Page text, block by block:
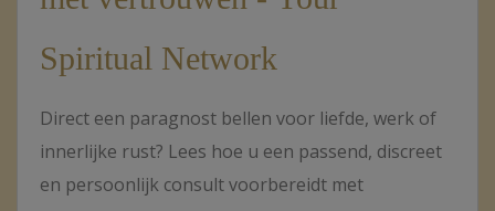
Spiritual Network
Direct een paragnost bellen voor liefde, werk of
innerlijke rust? Lees hoe u een passend, discreet
en persoonlijk consult voorbereidt met